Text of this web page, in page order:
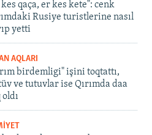
kes qaça, er kes kete": cenk
Rusiye turistlerine nasıl
yetti
AQLARI
birdemligi" işini toqtattı,
ve tutuvlar ise Qırımda daa
oldı